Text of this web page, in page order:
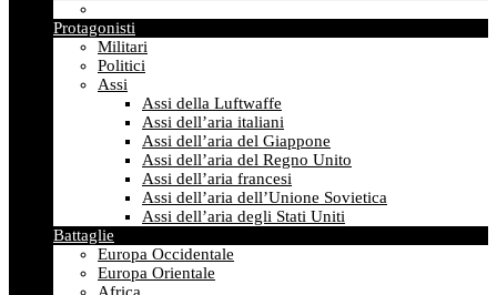
Protagonisti
Militari
Politici
Assi
Assi della Luftwaffe
Assi dell’aria italiani
Assi dell’aria del Giappone
Assi dell’aria del Regno Unito
Assi dell’aria francesi
Assi dell’aria dell’Unione Sovietica
Assi dell’aria degli Stati Uniti
Battaglie
Europa Occidentale
Europa Orientale